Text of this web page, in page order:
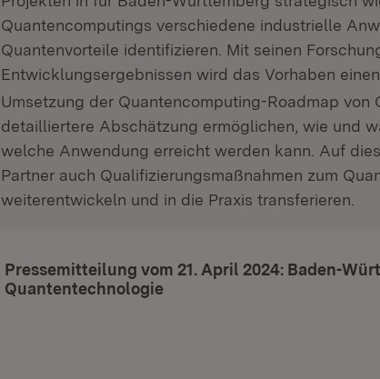
Quantencomputings verschiedene industrielle
Quantenvorteile identifizieren. Mit seinen
Entwicklungsergebnissen wird das Vorhaben
Umsetzung der Quantencomputing-Roadmap von
detailliertere Abschätzung ermöglichen, wie und
welche Anwendung erreicht werden kann. Auf
Partner auch Qualifizierungsmaßnahmen zum
weiterentwickeln und in die Praxis transferieren.
Pressemitteilung vom 21. April 2024: Baden-
Quantentechnologie